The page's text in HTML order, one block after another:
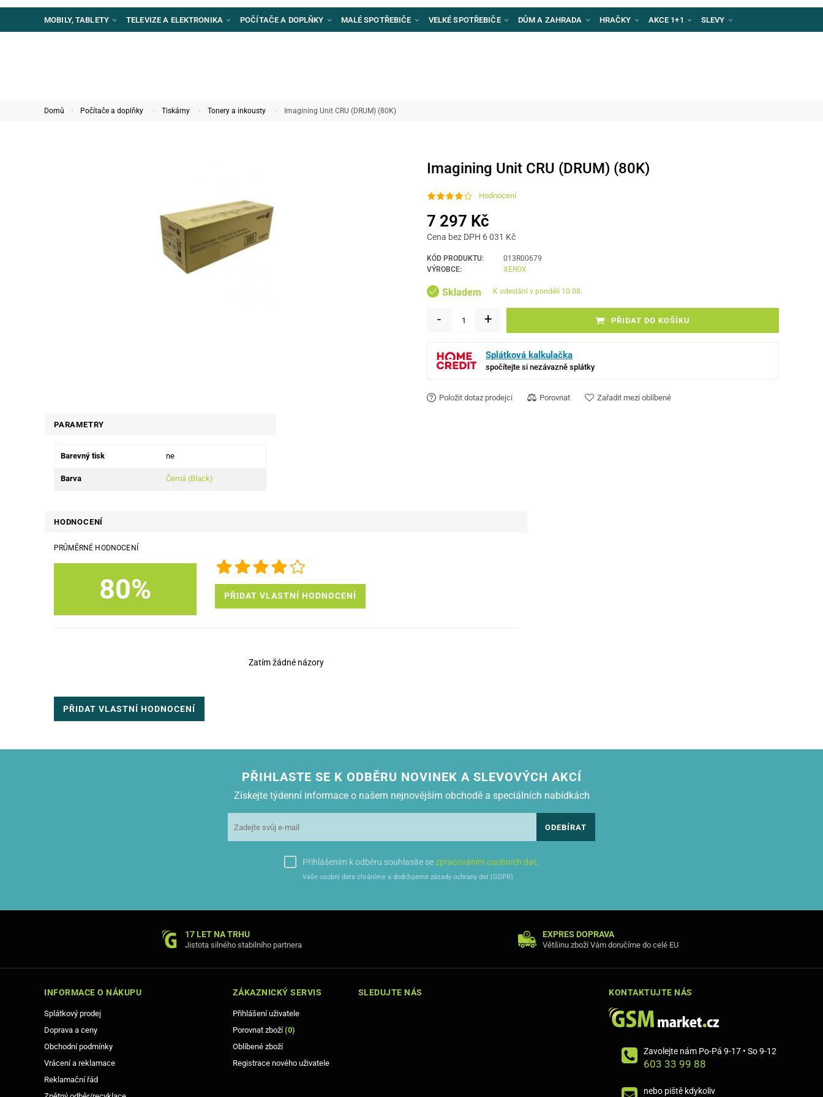
MOBILY, TABLETY TELEVIZE A ELEKTRONIKA POČÍTAČE A DOPLŇKY MALÉ SPOTŘEBIČE VELKÉ SPOTŘEBIČE DŮM A ZAHRADA HRAČKY AKCE 1+1 SLEVY
Domů Počítače a doplňky Tiskárny Tonery a inkousty Imagining Unit CRU (DRUM) (80K)
Imagining Unit CRU (DRUM) (80K)
Hodnocení
7 297 Kč
Cena bez DPH 6 031 Kč
KÓD PRODUKTU:
013R00679
VÝROBCE:
XEROX
Skladem k odeslání v pondělí 10.08.
- + PŘIDAT DO KOŠÍKU
Splátková kalkulačka
spočítejte si nezávazně splátky
Položit dotaz prodejci Porovnat Zařadit mezi oblíbené
PARAMETRY
Barevný tisk ne
Barva Černá (Black)
HODNOCENÍ
PRŮMĚRNÉ HODNOCENÍ
80% PŘIDAT VLASTNÍ HODNOCENÍ
Zatím žádné názory
PŘIDAT VLASTNÍ HODNOCENÍ
PŘIHLASTE SE K ODBĚRU NOVINEK A SLEVOVÝCH AKCÍ
Získejte týdenní informace o našem nejnovějším obchodě a speciálních nabídkách
ODEBÍRAT
Přihlášením k odběru souhlasíte sezpracováním osobních dat.
Vaše osobní data chráníme a dodržujeme zásady ochrany dat (GDPR)
17 LET NA TRHU
Jistota silného stabilního partnera
EXPRES DOPRAVA
Většinu zboží Vám doručíme do celé EU
INFORMACE O NÁKUPU
Splátkový prodej
Doprava a ceny
Obchodní podmínky
Vrácení a reklamace
Reklamační řád
ZÁKAZNICKÝ SERVIS
Přihlášení uživatele
Porovnat zboží(0)
Oblíbené zboží
Registrace nového uživatele
SLEDUJTE NÁS KONTAKTUJTE NÁS
Zavolejte nám Po-Pá 9-17 • So 9-12
603 33 99 88
nebo piště kdykoliv